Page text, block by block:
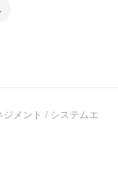
メント / システムエ